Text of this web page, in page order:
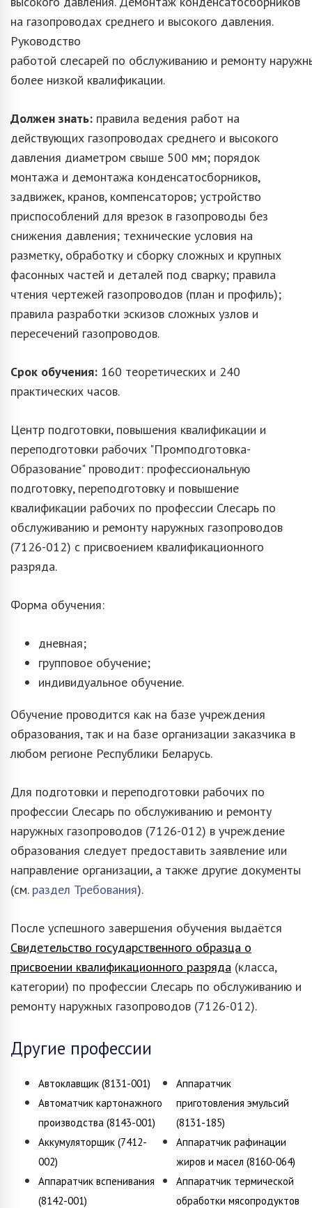
на газопроводах среднего и высокого давления.
Руководство
работой слесарей по обслуживанию и ремонту
более низкой квалификации.
Должен знать: правила ведения работ на
действующих газопроводах среднего и высокого
давления диаметром свыше 500 мм; порядок
монтажа и демонтажа конденсатосборников,
задвижек, кранов, компенсаторов; устройство
приспособлений для врезок в газопроводы без
снижения давления; технические условия на
разметку, обработку и сборку сложных и крупных
фасонных частей и деталей под сварку; правила
чтения чертежей газопроводов (план и профиль);
правила разработки эскизов сложных узлов и
пересечений газопроводов.
Срок обучения: 160 теоретических и 240
практических часов.
Центр подготовки, повышения квалификации и
переподготовки рабочих "Промподготовка-
Образование" проводит: профессиональную
подготовку, переподготовку и повышение
квалификации рабочих по профессии Слесарь по
обслуживанию и ремонту наружных газопроводов
(7126-012) с присвоением квалификационного
разряда.
Форма обучения:
дневная;
групповое обучение;
индивидуальное обучение.
Обучение проводится как на базе учреждения
образования, так и на базе организации заказчика в
любом регионе Республики Беларусь.
Для подготовки и переподготовки рабочих по
профессии Слесарь по обслуживанию и ремонту
наружных газопроводов (7126-012) в учреждение
образования следует предоставить заявление или
направление организации, а также другие документы
(см. раздел Требования).
После успешного завершения обучения выдаётся
Свидетельство государственного образца о
присвоении квалификационного разряда (класса,
категории) по профессии Слесарь по обслуживанию и
ремонту наружных газопроводов (7126-012).
Другие профессии
Автоклавщик (8131-001)
Автоматчик картонажного
производства (8143-001)
Аккумуляторщик (7412-
002)
Аппаратчик вспенивания
(8142-001)
Аппаратчик
приготовления эмульсий
(8131-185)
Аппаратчик рафинации
жиров и масел (8160-064)
Аппаратчик термической
обработки мясопродуктов